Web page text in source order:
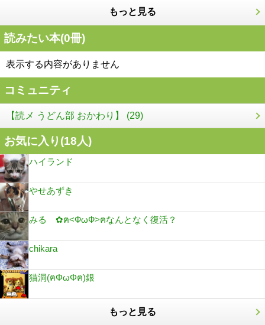
もっと見る
読みたい本(0冊)
表示する内容がありません
コミュニティ
【読メ うどん部 おかわり】 (29)
お気に入り(18人)
ハイランド
やせあずき
みる ✿ฅ<ФωФ>ฅなんとなく復活？
chikara
猫洞(ฅΦωΦฅ)銀
もっと見る